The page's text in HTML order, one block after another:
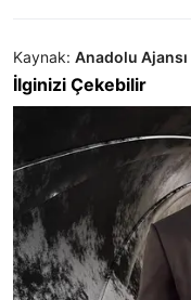
Kaynak: Anadolu Ajansı